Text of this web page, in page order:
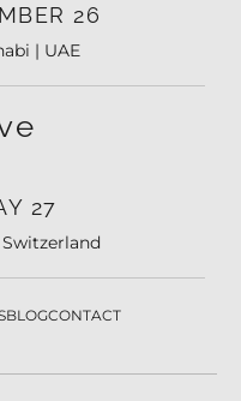
26
| UAE
27
Switzerland
BLOGCONTACT